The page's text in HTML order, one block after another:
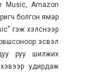
Music, Amazon
болгон ямар
гэж хэлснээр
эсвэл
руу шилжих
удирдаж